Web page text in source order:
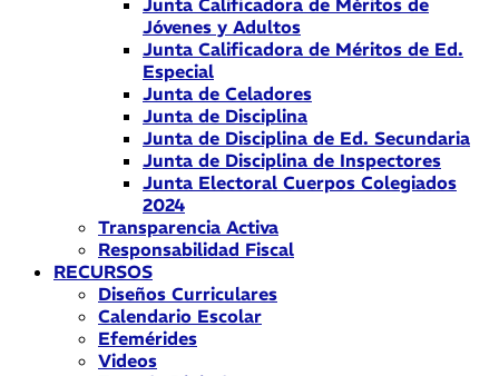
Junta Calificadora de Méritos de
Jóvenes y Adultos
Junta Calificadora de Méritos de Ed.
Especial
Junta de Celadores
Junta de Disciplina
Junta de Disciplina de Ed. Secundaria
Junta de Disciplina de Inspectores
Junta Electoral Cuerpos Colegiados
2024
Transparencia Activa
Responsabilidad Fiscal
RECURSOS
Diseños Curriculares
Calendario Escolar
Efemérides
Videos